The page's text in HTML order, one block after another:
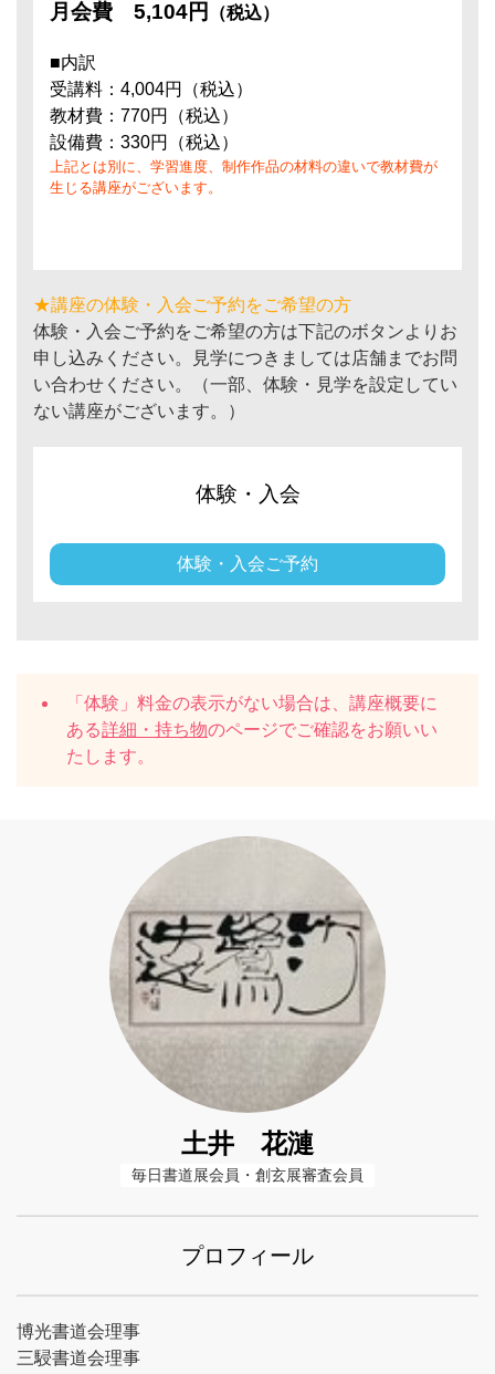
月会費 5,104円 （税込）
■内訳
受講料：4,004円（税込）
教材費：770円（税込）
設備費：330円（税込）
上記とは別に、学習進度、制作作品の材料の違いで教材費が
生じる講座がございます。
★講座の体験・入会ご予約をご希望の方
体験・入会ご予約をご希望の方は下記のボタンよりお
申し込みください。見学につきましては店舗までお問
い合わせください。（一部、体験・見学を設定してい
ない講座がございます。）
体験・入会
体験・入会ご予約
「体験」料金の表示がない場合は、講座概要に
ある詳細・持ち物のページでご確認をお願いい
たします。
土井 花漣
毎日書道展会員・創玄展審査会員
プロフィール
博光書道会理事
三駸書道会理事